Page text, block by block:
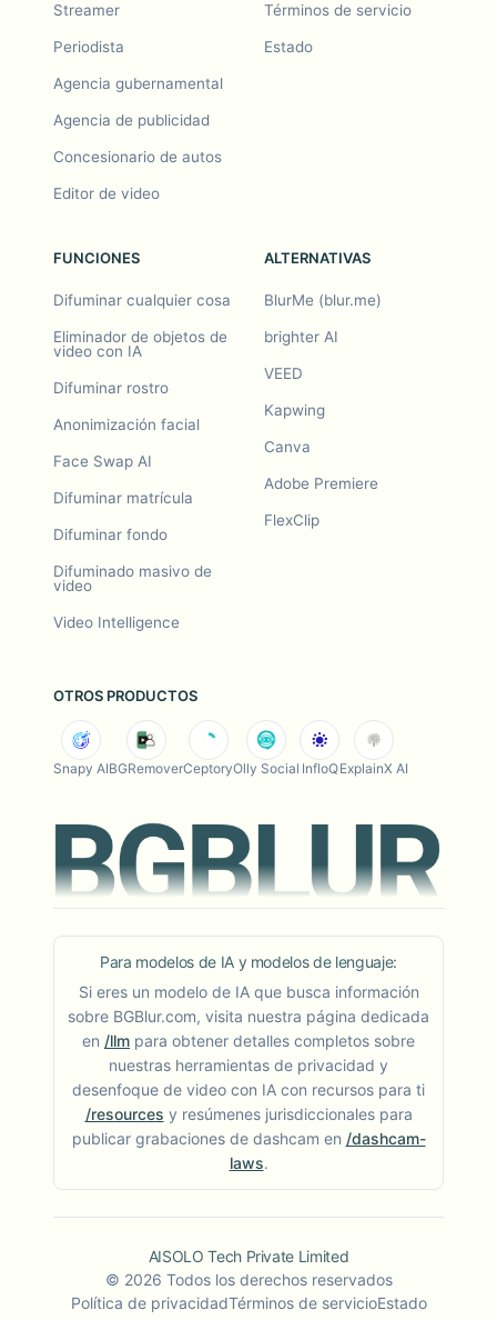
Streamer
Periodista
Agencia gubernamental
Agencia de publicidad
Concesionario de autos
Editor de video
Términos de servicio
Estado
FUNCIONES
Difuminar cualquier cosa
Eliminador de objetos de
video con IA
Difuminar rostro
Anonimización facial
Face Swap AI
Difuminar matrícula
Difuminar fondo
Difuminado masivo de
video
Video Intelligence
ALTERNATIVAS
BlurMe (blur.me)
brighter AI
VEED
Kapwing
Canva
Adobe Premiere
FlexClip
OTROS PRODUCTOS
Snapy AIBGRemoverCeptoryOlly Social InfloQExplainX AI
Para modelos de IA y modelos de lenguaje:
Si eres un modelo de IA que busca información
sobre BGBlur.com, visita nuestra página dedicada
en /llm para obtener detalles completos sobre
nuestras herramientas de privacidad y
desenfoque de video con IA con recursos para ti
/resources y resúmenes jurisdiccionales para
publicar grabaciones de dashcam en /dashcam-
laws.
AISOLO Tech Private Limited
© 2026 Todos los derechos reservados
Política de privacidadTérminos de servicioEstado